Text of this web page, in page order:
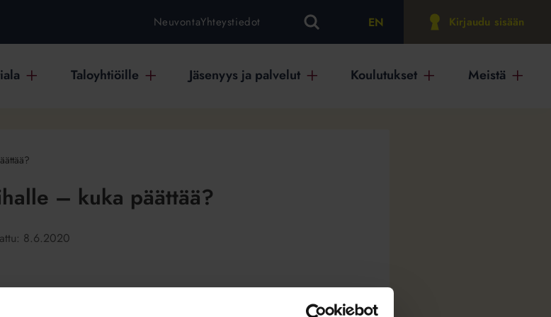
NeuvontaYhteystiedot EN Kirjaudu sisään
Taloyhtiöille Jäsenyys ja palvelut Koulutukset Meistä
– kuka päättää?
8.6.2020